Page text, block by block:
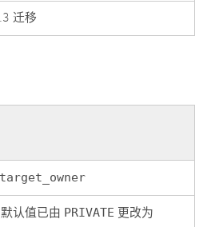
迁移
target_owner
认值已由 PRIVATE 更改为